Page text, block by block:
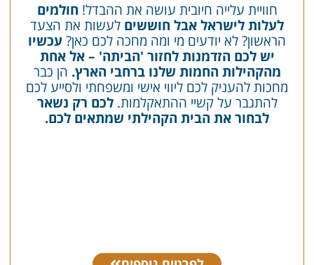
חוויית עלייה חיובית עושה את ההבדל! חולמים
לעלות לישראל אבל חוששים לעשות את הצעד
הראשון? לא יודעים מי ומה מחכה לכם כאן? עכשיו
יש לכם הזדמנות לחזור 'הביתה' – אל אחת
מהקהילות החמות שלנו ברחבי הארץ. הן כבר
מחכות להעניק לכם ליווי אישי ומשפחתי ולסייע לכם
להתגבר על קשיי ההתאקלמות.לכם רק נשאר
לבחור את הבית הקהילתי שמתאים לכם.